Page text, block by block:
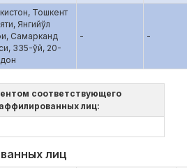
Тошкент
Янгийўл
Самарканд
335-ўй, 20-
- -
соответствующего
лиц:
лиц